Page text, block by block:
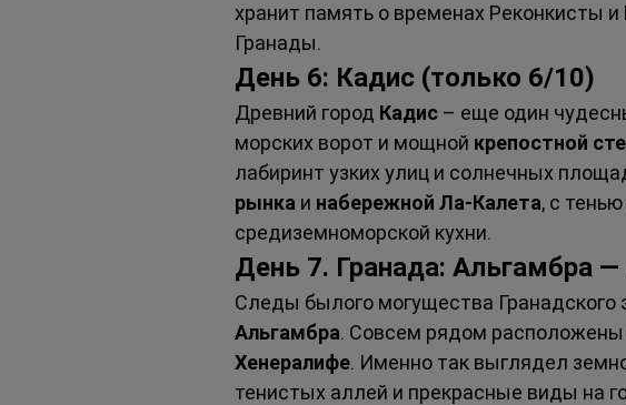
хранит память о временах Реконкисты и
Гранады.
День 6: Кадис (только 6/10)
Древний город Кадис – еще один
морских ворот и мощной крепостной
лабиринт узких улиц и солнечных
рынка и набережной Ла-Калета, с
средиземноморской кухни.
День 7. Гранада: Альгамбра —
Следы былого могущества
Альгамбра. Совсем рядом расположены
Хенералифе. Именно так выглядел
тенистых аллей и прекрасные виды на